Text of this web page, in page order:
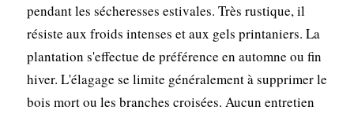
pendant les sécheresses estivales. Très rustique, il
résiste aux froids intenses et aux gels printaniers. La
plantation s'effectue de préférence en automne ou fin
hiver. L'élagage se limite généralement à supprimer le
bois mort ou les branches croisées. Aucun entretien